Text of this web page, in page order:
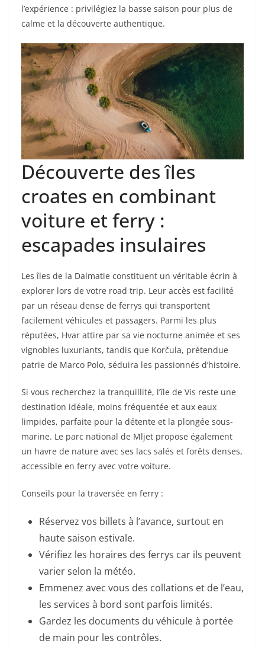
l’expérience : privilégiez la basse saison pour plus de
calme et la découverte authentique.
Découverte des îles
croates en combinant
voiture et ferry :
escapades insulaires
Les îles de la Dalmatie constituent un véritable écrin à
explorer lors de votre road trip. Leur accès est facilité
par un réseau dense de ferrys qui transportent
facilement véhicules et passagers. Parmi les plus
réputées, Hvar attire par sa vie nocturne animée et ses
vignobles luxuriants, tandis que Korčula, prétendue
patrie de Marco Polo, séduira les passionnés d’histoire.
Si vous recherchez la tranquillité, l’île de Vis reste une
destination idéale, moins fréquentée et aux eaux
limpides, parfaite pour la détente et la plongée sous-
marine. Le parc national de Mljet propose également
un havre de nature avec ses lacs salés et forêts denses,
accessible en ferry avec votre voiture.
Conseils pour la traversée en ferry :
Réservez vos billets à l’avance, surtout en
haute saison estivale.
Vérifiez les horaires des ferrys car ils peuvent
varier selon la météo.
Emmenez avec vous des collations et de l’eau,
les services à bord sont parfois limités.
Gardez les documents du véhicule à portée
de main pour les contrôles.